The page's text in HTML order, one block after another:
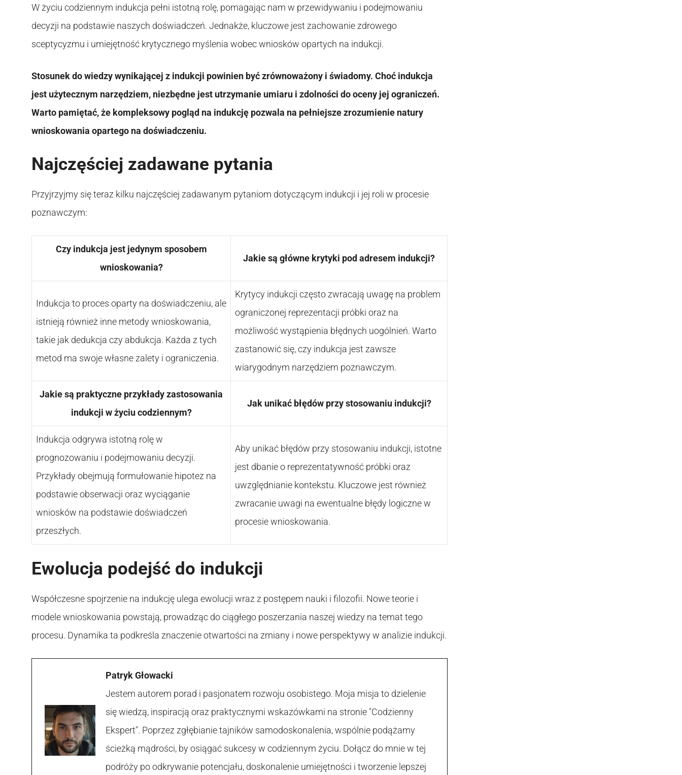
W życiu codziennym indukcja pełni istotną rolę, pomagając nam w przewidywaniu i podejmowaniu
decyzji na podstawie naszych doświadczeń. Jednakże, kluczowe jest zachowanie zdrowego
sceptycyzmu i umiejętność krytycznego myślenia wobec wniosków opartych na indukcji.
Stosunek do wiedzy wynikającej z indukcji powinien być zrównoważony i świadomy. Choć indukcja
jest użytecznym narzędziem, niezbędne jest utrzymanie umiaru i zdolności do oceny jej ograniczeń.
Warto pamiętać, że kompleksowy pogląd na indukcję pozwala na pełniejsze zrozumienie natury
wnioskowania opartego na doświadczeniu.
Najczęściej zadawane pytania
Przyjrzyjmy się teraz kilku najczęściej zadawanym pytaniom dotyczącym indukcji i jej roli w procesie
poznawczym:
Czy indukcja jest jedynym sposobem
wnioskowania?
Jakie są główne krytyki pod adresem indukcji?
Indukcja to proces oparty na doświadczeniu, ale
istnieją również inne metody wnioskowania,
takie jak dedukcja czy abdukcja. Każda z tych
metod ma swoje własne zalety i ograniczenia.
Krytycy indukcji często zwracają uwagę na problem
ograniczonej reprezentacji próbki oraz na
możliwość wystąpienia błędnych uogólnień. Warto
zastanowić się, czy indukcja jest zawsze
wiarygodnym narzędziem poznawczym.
Jakie są praktyczne przykłady zastosowania
indukcji w życiu codziennym?
Jak unikać błędów przy stosowaniu indukcji?
Indukcja odgrywa istotną rolę w
prognozowaniu i podejmowaniu decyzji.
Przykłady obejmują formułowanie hipotez na
podstawie obserwacji oraz wyciąganie
wniosków na podstawie doświadczeń
przeszłych.
Aby unikać błędów przy stosowaniu indukcji, istotne
jest dbanie o reprezentatywność próbki oraz
uwzględnianie kontekstu. Kluczowe jest również
zwracanie uwagi na ewentualne błędy logiczne w
procesie wnioskowania.
Ewolucja podejść do indukcji
Współczesne spojrzenie na indukcję ulega ewolucji wraz z postępem nauki i filozofii. Nowe teorie i
modele wnioskowania powstają, prowadząc do ciągłego poszerzania naszej wiedzy na temat tego
procesu. Dynamika ta podkreśla znaczenie otwartości na zmiany i nowe perspektywy w analizie indukcji.
Patryk Głowacki
Jestem autorem porad i pasjonatem rozwoju osobistego. Moja misja to dzielenie
się wiedzą, inspiracją oraz praktycznymi wskazówkami na stronie "Codzienny
Ekspert". Poprzez zgłębianie tajników samodoskonalenia, wspólnie podążamy
ścieżką mądrości, by osiągać sukcesy w codziennym życiu. Dołącz do mnie w tej
podróży po odkrywanie potencjału, doskonalenie umiejętności i tworzenie lepszej